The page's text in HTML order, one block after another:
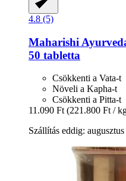
4.8 (5)
Maharishi
50 tabletta
Csökkenti a Vata-t
Növeli a Kapha-t
Csökkenti a Pitta-t
11.090 Ft (221.800 Ft /
Szállítás eddig: augusztus